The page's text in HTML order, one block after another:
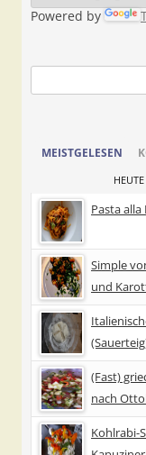
Powered by
nach:
MEISTGELESEN
HEUTE
Pasta
Simple
und
(Fast)
nach
Kohlrabi-